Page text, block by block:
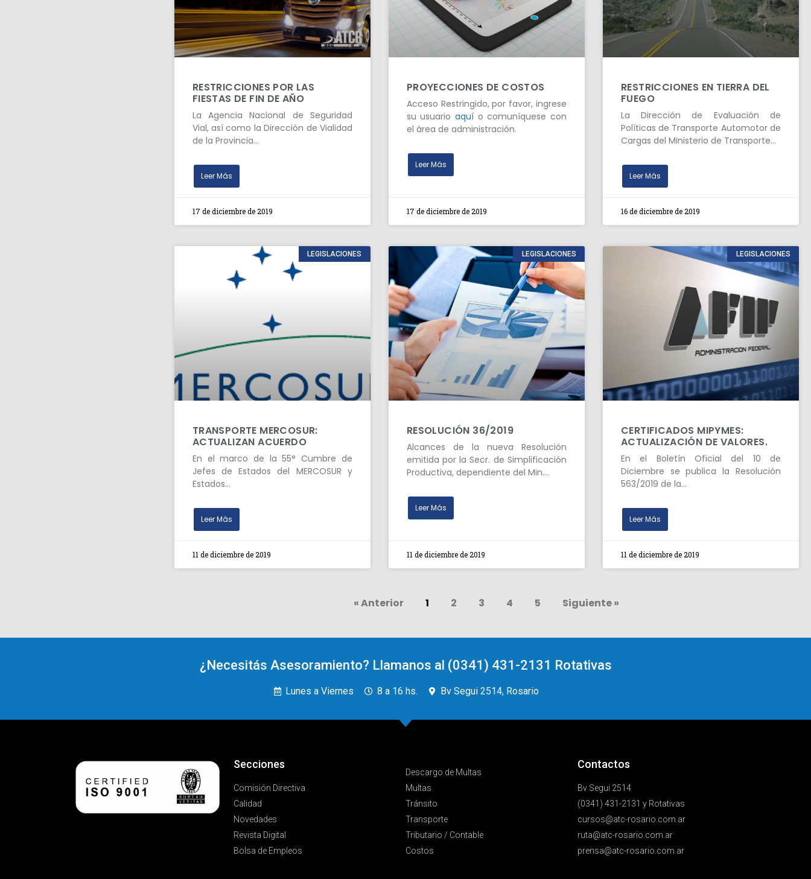
RESTRICCIONES POR LAS
FIESTAS DE FIN DE AÑO
La Agencia Nacional de Seguridad
Vial, así como la Dirección de Vialidad
de la Provincia…
Leer Más
17 de diciembre de 2019
PROYECCIONES DE COSTOS
Acceso Restringido, por favor, ingrese
su usuarioaquí o comuníquese con
el área de administración.
Leer Más
17 de diciembre de 2019
RESTRICCIONES EN TIERRA DEL
FUEGO
La Dirección de Evaluación de
Políticas de Transporte Automotor de
Cargas del Ministerio de Transporte…
Leer Más
16 de diciembre de 2019
LEGISLACIONES
TRANSPORTE MERCOSUR:
ACTUALIZAN ACUERDO
En el marco de la 55° Cumbre de
Jefes de Estados del MERCOSUR y
Estados…
Leer Más
11 de diciembre de 2019
LEGISLACIONES
RESOLUCIÓN 36/2019
Alcances de la nueva Resolución
emitida por la Secr. de Simplificación
Productiva, dependiente del Min….
Leer Más
11 de diciembre de 2019
LEGISLACIONES
CERTIFICADOS MIPYMES:
ACTUALIZACIÓN DE VALORES.
En el Boletín Oficial del 10 de
Diciembre se publica la Resolución
563/2019 de la…
Leer Más
11 de diciembre de 2019
« Anterior 1 2 3 4 5 Siguiente »
¿Necesitás Asesoramiento? Llamanos al (0341) 431-2131 Rotativas
Lunes a Viernes 8 a 16 hs. Bv Segui 2514, Rosario
Secciones
Comisión Directiva
Calidad
Novedades
Revista Digital
Bolsa de Empleos
Descargo de Multas
Multas
Tránsito
Transporte
Tributario / Contable
Costos
Contactos
Bv Segui 2514
(0341) 431-2131 y Rotativas
cursos@atc-rosario.com.ar
ruta@atc-rosario.com.ar
prensa@atc-rosario.com.ar